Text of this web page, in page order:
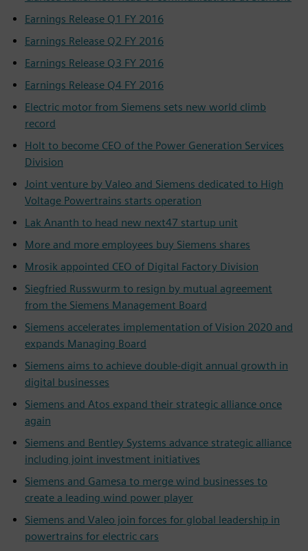
Earnings Release Q1 FY 2016
Earnings Release Q2 FY 2016
Earnings Release Q3 FY 2016
Earnings Release Q4 FY 2016
Electric motor from Siemens sets new world climb
record
Holt to become CEO of the Power Generation Services
Division
Joint venture by Valeo and Siemens dedicated to High
Voltage Powertrains starts operation
Lak Ananth to head new next47 startup unit
More and more employees buy Siemens shares
Mrosik appointed CEO of Digital Factory Division
Siegfried Russwurm to resign by mutual agreement
from the Siemens Management Board
Siemens accelerates implementation of Vision 2020 and
expands Managing Board
Siemens aims to achieve double-digit annual growth in
digital businesses
Siemens and Atos expand their strategic alliance once
again
Siemens and Bentley Systems advance strategic alliance
including joint investment initiatives
Siemens and Gamesa to merge wind businesses to
create a leading wind power player
Siemens and Valeo join forces for global leadership in
powertrains for electric cars